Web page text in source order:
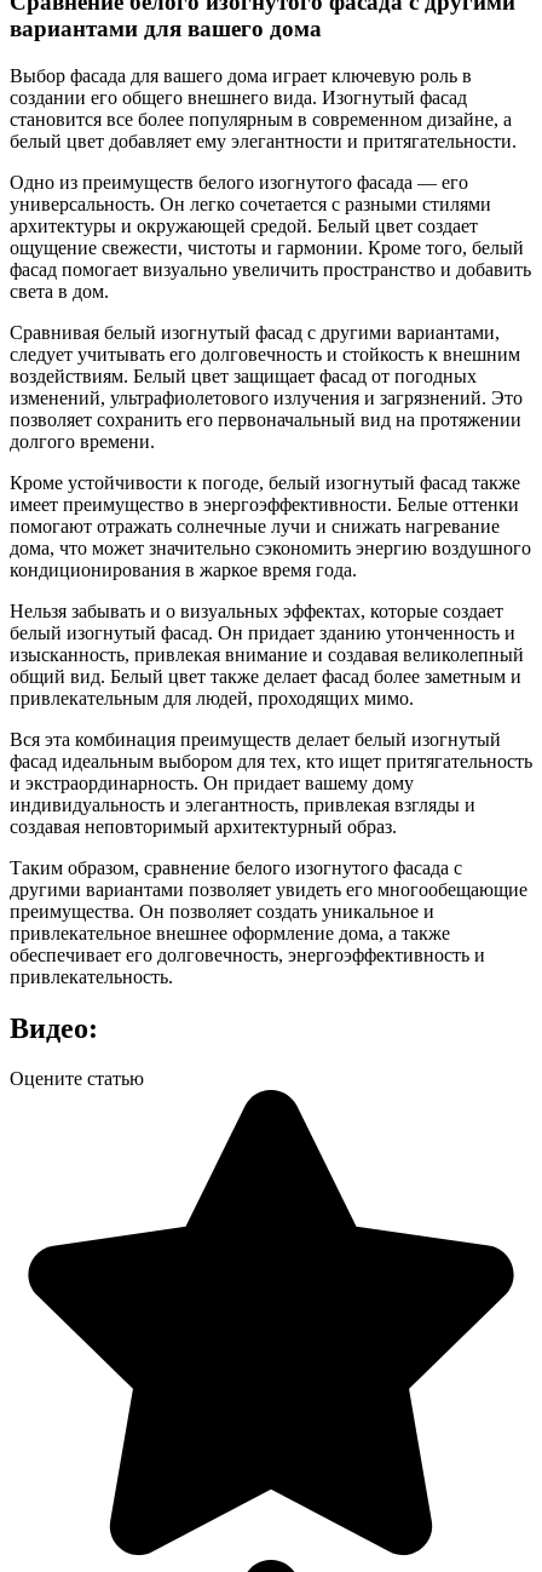
вариантами для вашего дома
Выбор фасада для вашего дома играет ключевую роль в
создании его общего внешнего вида. Изогнутый фасад
становится все более популярным в современном дизайне, а
белый цвет добавляет ему элегантности и притягательности.
Одно из преимуществ белого изогнутого фасада — его
универсальность. Он легко сочетается с разными стилями
архитектуры и окружающей средой. Белый цвет создает
ощущение свежести, чистоты и гармонии. Кроме того, белый
фасад помогает визуально увеличить пространство и добавить
света в дом.
Сравнивая белый изогнутый фасад с другими вариантами,
следует учитывать его долговечность и стойкость к внешним
воздействиям. Белый цвет защищает фасад от погодных
изменений, ультрафиолетового излучения и загрязнений. Это
позволяет сохранить его первоначальный вид на протяжении
долгого времени.
Кроме устойчивости к погоде, белый изогнутый фасад также
имеет преимущество в энергоэффективности. Белые оттенки
помогают отражать солнечные лучи и снижать нагревание
дома, что может значительно сэкономить энергию воздушного
кондиционирования в жаркое время года.
Нельзя забывать и о визуальных эффектах, которые создает
белый изогнутый фасад. Он придает зданию утонченность и
изысканность, привлекая внимание и создавая великолепный
общий вид. Белый цвет также делает фасад более заметным и
привлекательным для людей, проходящих мимо.
Вся эта комбинация преимуществ делает белый изогнутый
фасад идеальным выбором для тех, кто ищет притягательность
и экстраординарность. Он придает вашему дому
индивидуальность и элегантность, привлекая взгляды и
создавая неповторимый архитектурный образ.
Таким образом, сравнение белого изогнутого фасада с
другими вариантами позволяет увидеть его многообещающие
преимущества. Он позволяет создать уникальное и
привлекательное внешнее оформление дома, а также
обеспечивает его долговечность, энергоэффективность и
привлекательность.
Видео:
Оцените статью